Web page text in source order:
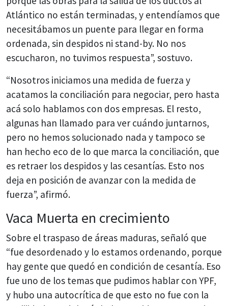
Atlántico no están terminadas, y entendíamos que
necesitábamos un puente para llegar en forma
ordenada, sin despidos ni stand-by. No nos
escucharon, no tuvimos respuesta”, sostuvo.
“Nosotros iniciamos una medida de fuerza y
acatamos la conciliación para negociar, pero hasta
acá solo hablamos con dos empresas. El resto,
algunas han llamado para ver cuándo juntarnos,
pero no hemos solucionado nada y tampoco se
han hecho eco de lo que marca la conciliación, que
es retraer los despidos y las cesantías. Esto nos
deja en posición de avanzar con la medida de
fuerza”, afirmó.
Vaca Muerta en crecimiento
Sobre el traspaso de áreas maduras, señaló que
“fue desordenado y lo estamos ordenando, porque
hay gente que quedó en condición de cesantía. Eso
fue uno de los temas que pudimos hablar con YPF,
y hubo una autocrítica de que esto no fue con la